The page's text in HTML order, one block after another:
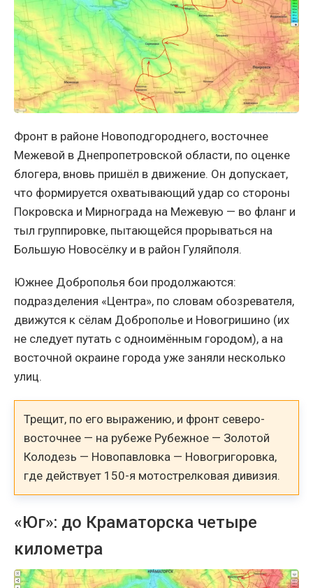
Фронт в районе Новоподгороднего, восточнее
Межевой в Днепропетровской области, по оценке
блогера, вновь пришёл в движение. Он допускает,
что формируется охватывающий удар со стороны
Покровска и Мирнограда на Межевую — во фланг и
тыл группировке, пытающейся прорываться на
Большую Новосёлку и в район Гуляйполя.
Южнее Доброполья бои продолжаются:
подразделения «Центра», по словам обозревателя,
движутся к сёлам Доброполье и Новогришино (их
не следует путать с одноимённым городом), а на
восточной окраине города уже заняли несколько
улиц.
Трещит, по его выражению, и фронт северо-
восточнее — на рубеже Рубежное — Золотой
Колодезь — Новопавловка — Новогригоровка,
где действует 150-я мотострелковая дивизия.
«Юг»: до Краматорска четыре
километра